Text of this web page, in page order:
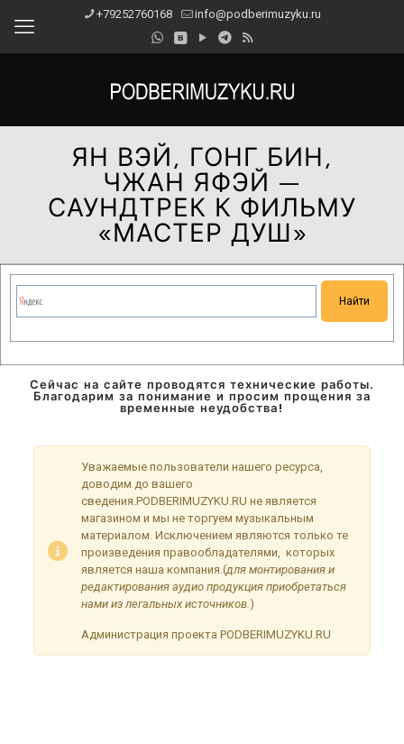
+79252760168 info@podberimuzyku.ru
ЯН ВЭЙ, ГОНГ БИН,
ЧЖАН ЯФЭЙ —
САУНДТРЕК К ФИЛЬМУ
«МАСТЕР ДУШ»
Сейчас на сайте проводятся технические работы.
Благодарим за понимание и просим прощения за
временные неудобства!
Уважаемые пользователи нашего ресурса,
доводим до вашего
сведения.PODBERIMUZYKU.RU не является
магазином и мы не торгуем музыкальным
материалом. Исключением являются только те
произведения правообладателями, которых
является наша компания.(для монтирования и
редактирования аудио продукция приобретаться
нами из легальных источников.)
Администрация проекта PODBERIMUZYKU.RU